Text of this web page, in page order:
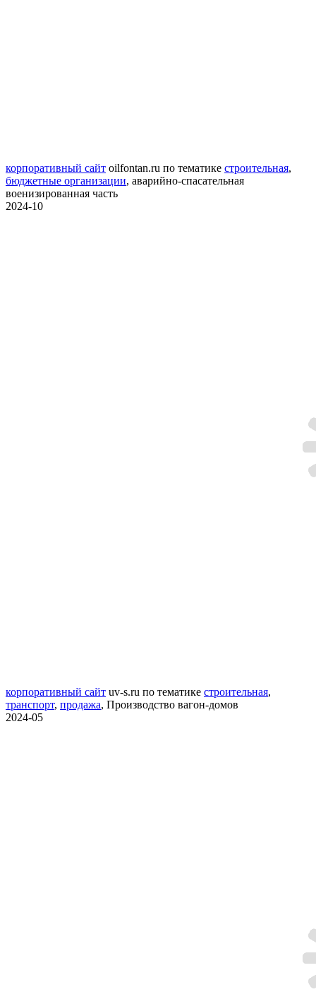
корпоративный сайт oilfontan.ru по тематике строительная,
бюджетные организации, аварийно-спасательная
военизированная часть
2024-10
корпоративный сайт uv-s.ru по тематике строительная,
транспорт, продажа, Производство вагон-домов
2024-05